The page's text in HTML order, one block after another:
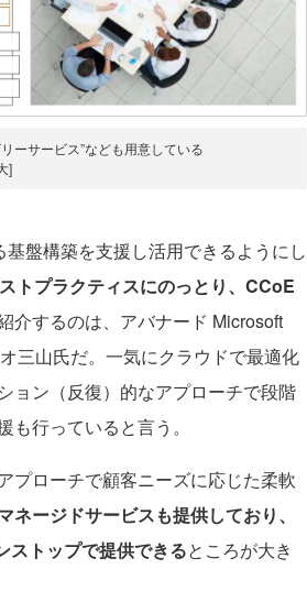
ーサービス”なども用意している
]
盤構築を支援し活用できるようにし
トプラクティスにのっとり、CCoE
介するのは、アバナード Microsoft
三山氏だ。一気にクラウドで最適化
ョン（反復）的なアプローチで段階
行っていると言う。
プローチで顧客ニーズに応じた柔軟
ージドサービスも提供しており、
ストップで提供できるところが大き